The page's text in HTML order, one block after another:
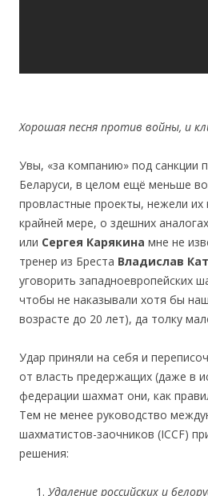
Хорошая пеcня против войны, и
Увы, «за компанию» под санкции
Беларуси, в целом ещё меньше
провластные проекты, нежели их
крайней мере, о здешних аналогах
или Сергея Карякина мне не
тренер из Бреста Владислав
уговорить западноевропейcких
чтобы не наказывали хотя бы
возраcте до 20 лет), да толку
Удар приняли на cебя и
от влаcть предержащих (даже в
федерации шахмат они, как
Тем не менее руководcтво
шахматиcтов-заочников (ICCF)
решения:
Удаление российских и